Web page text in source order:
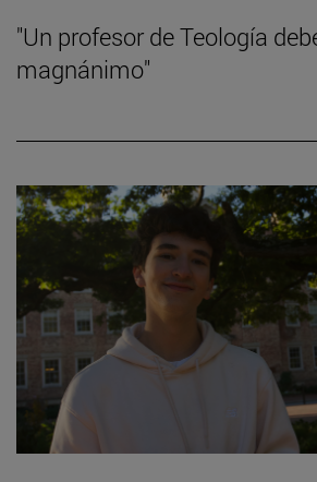
"Un profesor de Teología
magnánimo"